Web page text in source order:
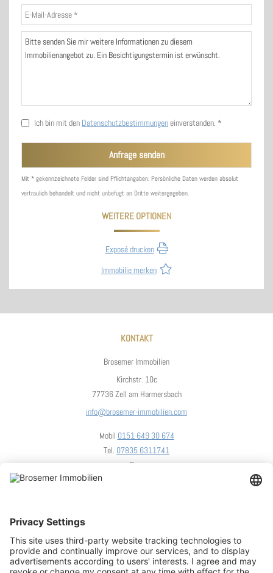
Ich bin mit den Datenschutzbestimmungeneinverstanden. *
Mit * gekennzeichnete Felder sind Pflichtangaben. Persönliche Daten werden absolut
vertraulich behandelt und nicht unbefugt an Dritte weitergegeben.
WEITERE OPTIONEN
Exposé drucken
Immobilie merken
KONTAKT
Brosemer Immobilien
Kirchstr. 10c
77736 Zell am Harmersbach
info@brosemer-immobilien.com
Mobil 0151 649 30 674
Tel. 07835 6311741
Fax.
We need your consent to load the
OpenStreetMap service!